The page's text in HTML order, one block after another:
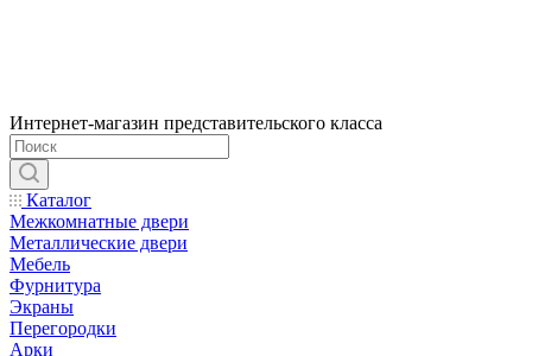
Интернет-магазин представительского класса
Каталог
Межкомнатные двери
Металлические двери
Мебель
Фурнитура
Экраны
Перегородки
Арки